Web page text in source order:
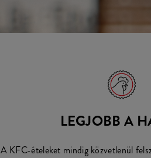
LEGJOBB A
A KFC-ételeket mindig közvetlenül